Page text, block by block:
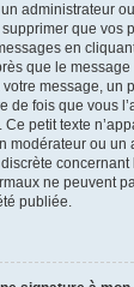
administrateur
que vos
en
que le
message, un
de fois que vous
petit texte
modérateur ou un
ne peuvent
publiée.